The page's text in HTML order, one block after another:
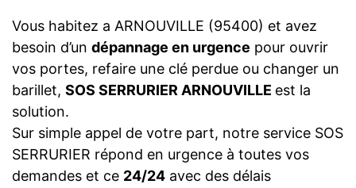
Vous habitez a ARNOUVILLE (95400) et avez
besoin d’un dépannage en urgence pour ouvrir
vos portes, refaire une clé perdue ou changer un
barillet, SOS SERRURIER ARNOUVILLE est la
solution.
Sur simple appel de votre part, notre service SOS
SERRURIER répond en urgence à toutes vos
demandes et ce 24/24 avec des délais